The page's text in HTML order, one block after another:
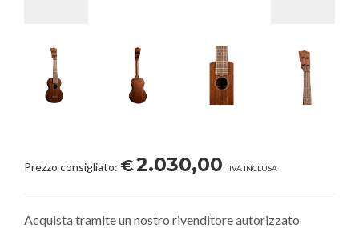
Prezzo consigliato: €2.030,00 IVA INCLUSA
Acquista tramite un nostro rivenditore autorizzato